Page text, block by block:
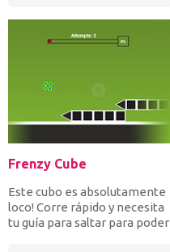
Frenzy Cube
Este cubo es absolutamente
loco! Corre rápido y necesita
tu guía para saltar para poder